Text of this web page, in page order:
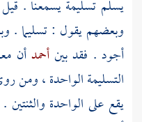
يسلم تسليمة يسمعنا .
وبعضهم يقول : تسليما .
أجود . فقد بينأحمدأن
التسليمة الواحدة ، ومن
يقع على الواحدة